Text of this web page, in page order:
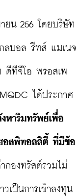
ยน 256 โดยบริษัท
ลบอล รีทส์ แมเนจ
ดีทีจีโอ พรอสเพ
ได้ประกาศ
หาริมทรัพย์เพื่อ
อสพิทอลลิตี้ ที่มีข้อ
ากองทรัสต์รวมไม่
เป็นการเข้าลงทุน